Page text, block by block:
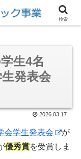
リンク集 お問い合わせ English
生4名
発表会
2026.03.17
会学生発表会
が
優秀賞を受賞しま
検索